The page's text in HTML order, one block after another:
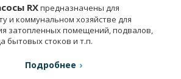
RXпредназначены для
и коммунальном хозяйстве для
затопленных помещений, подвалов,
бытовых стоков и т.п.
Подробнее